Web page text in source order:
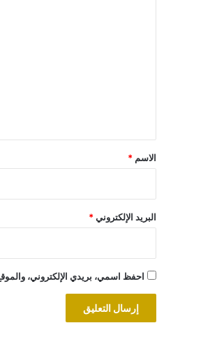
*
الاسم *
البريد الإلكتروني*
احفظ اسمي، بريدي الإلكتروني،